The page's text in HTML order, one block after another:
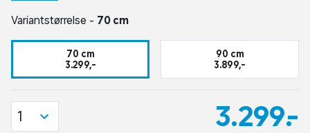
Variantstørrelse - 70 cm
70 cm
3.299,-
90 cm
3.899,-
3.299,-
1